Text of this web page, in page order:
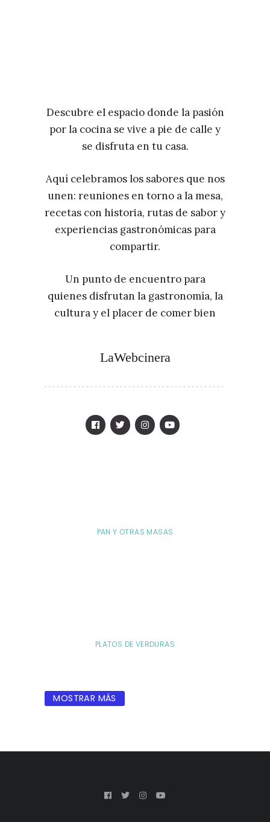
Descubre el espacio donde la pasión
por la cocina se vive a pie de calle y
se disfruta en tu casa.
Aquí celebramos los sabores que nos
unen: reuniones en torno a la mesa,
recetas con historia, rutas de sabor y
experiencias gastronómicas para
compartir.
Un punto de encuentro para
quienes disfrutan la gastronomía, la
cultura y el placer de comer bien
LaWebcinera
PAN Y OTRAS MASAS
PLATOS DE VERDURAS
MOSTRAR MÁS